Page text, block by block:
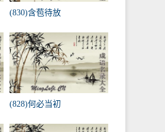
(830)含苞待放
(828)何必当初